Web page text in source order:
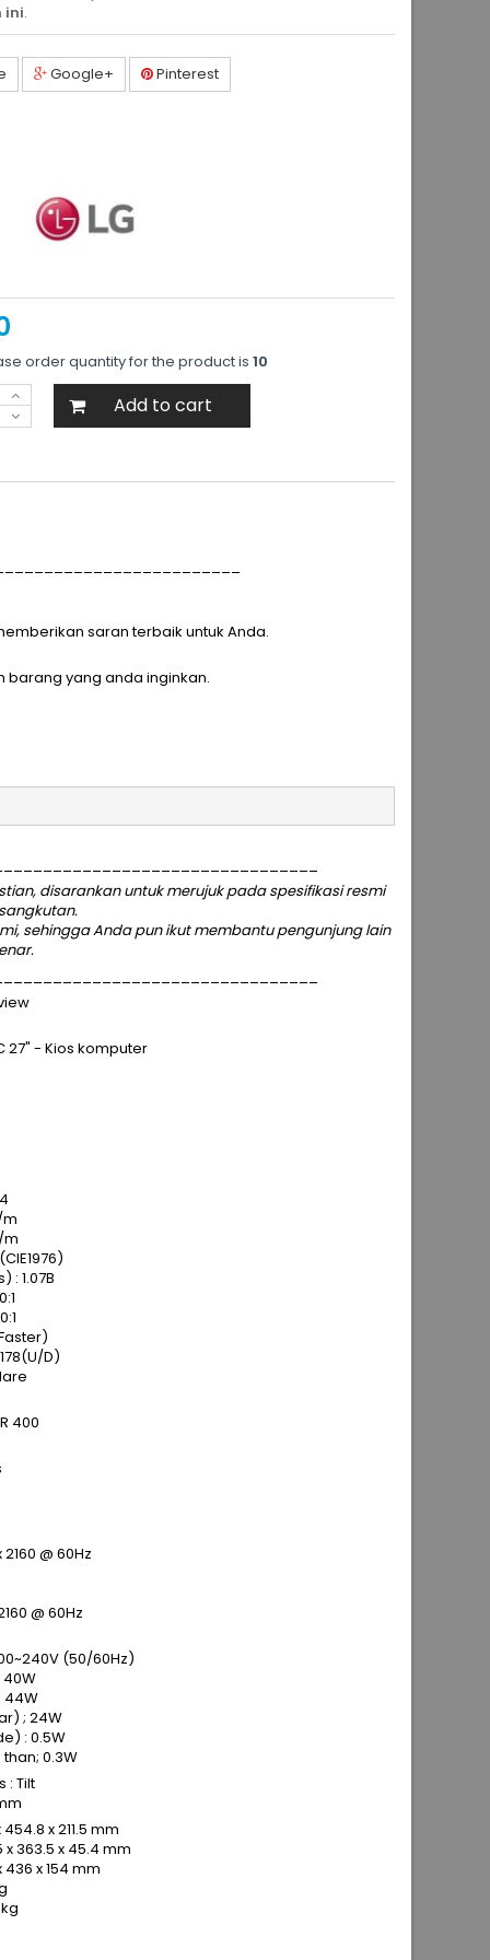
ini.
Google+ Pinterest
order quantity for the product is10
Add to cart
saran terbaik untuk Anda.
barang yang anda inginkan.
disarankan untuk merujuk pada spesifikasi resmi
, sehingga Anda pun ikut membantu pengunjung lain
27" - Kios komputer
m
: 1.07B
D)
400
@ 60Hz
@ 60Hz
(50/60Hz)
44W
; 24W
: 0.5W
0.3W
: Tilt
x 211.5 mm
x 363.5 x 45.4 mm
436 x 154 mm